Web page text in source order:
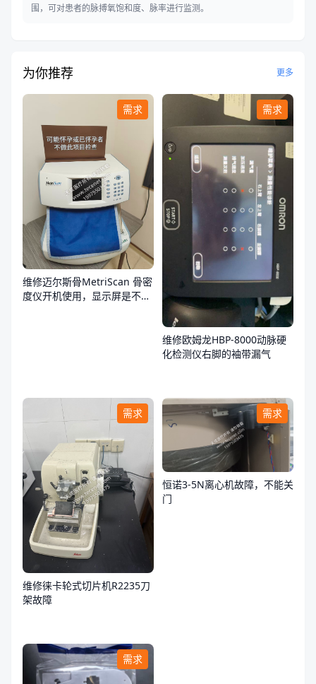
围，可对患者的脉搏氧饱和度、脉率进行监测。
为你推荐 更多
需求
维修迈尔斯骨MetriScan 骨密
度仪开机使用，显示屏是不
需求
维修欧姆龙HBP-8000动脉硬
化检测仪右脚的袖带漏气
需求
维修徕卡轮式切片机R2235刀
架故障
需求
恒诺3-5N离心机故障，不能关
门
需求